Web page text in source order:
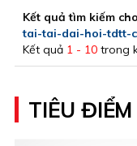
Kết quả tìm kiếm cho
tai-tai-dai-hoi-tdtt-
Kết quả 1 - 10 trong
TIÊU ĐIỂM